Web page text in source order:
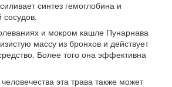
синтез гемоглобина и
и мокром кашле Пунарнава
массу из бронхов и действует
Более того она эффективна
эта трава также может